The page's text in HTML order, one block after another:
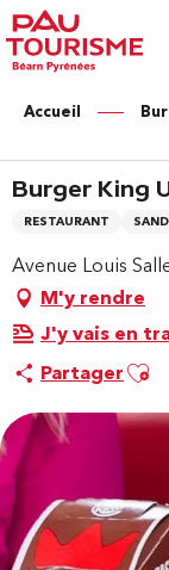
Aller
au
contenu
principal
Accueil
Burger King
RESTAURANT
Avenue Louis
M'y rendre
J'y vais en
Partager